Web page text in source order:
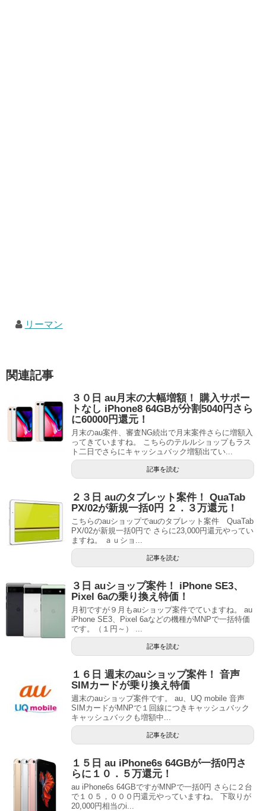
リーマン
関連記事
３０日 au月末の大幅増額！ 購入サポー
トなし iPhone8 64GBが分割5040円さら
に60000円還元！
月末のau案件、審査NG続出で月末案件さらに増額入
ってきていますね。 こちらのテルルショップもラス
ト二日でさらにキャッシュバック増額出てい...
記事を読む
２３日 auのタブレット案件！ QuaTab
PX/02が新規一括0円 ２．３万還元！
こちらのauショップでauのタブレット案件 QuaTab
PX/02が新規一括0円で さらに23,000円還元やってい
ますね。 ａｕショ...
記事を読む
３日 auショップ案件！ iPhone SE3、
Pixel 6aの乗り換え特価！
月初ですが９月もauショップ案件でていますね。 au
iPhone SE3、Pixel 6aなどの機種がMNPで一括特価
です。（１円～） ...
記事を読む
１６日 週末のauショップ案件！ 音声
SIMカードが乗り換え特価
週末のauショップ案件です。 au、UQ mobile 音声
SIMカードがMNPで１回線につきキャッシュバック
キャッシュバックも増額中...
記事を読む
１５日 au iPhone6s 64GBが一括0円さ
らに１０．５万還元！
au iPhone6s 64GBですがMNPで一括0円 さらに２台
で１０５，０００円還元やっていますね。 下取りが
20,000円相当のi...